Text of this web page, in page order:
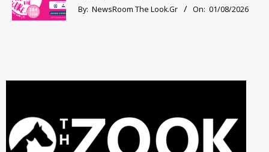
By: NewsRoom The Look.Gr On: 01/08/2026